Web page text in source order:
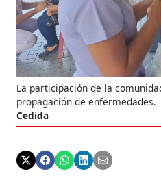
La participación de la
propagación de enfermedades.
Cedida